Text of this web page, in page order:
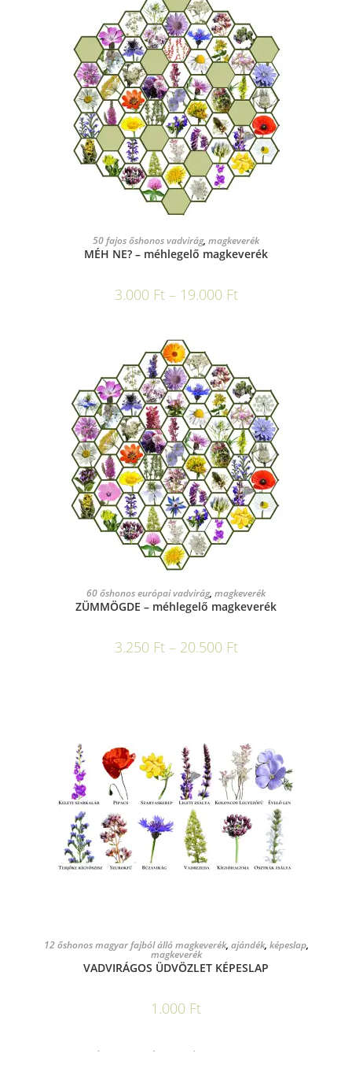
OPCIÓK VÁLASZTÁSA
50 fajos őshonos vadvirág, magkeverék
MÉH NE? – méhlegelő magkeverék
3.000 Ft – 19.000 Ft
OPCIÓK VÁLASZTÁSA
60 őshonos európai vadvirág, magkeverék
ZÜMMÖGDE – méhlegelő magkeverék
3.250 Ft – 20.500 Ft
KOSÁRBA TESZEM
12 őshonos magyar fajból álló magkeverék, ajándék, képeslap,
magkeverék
VADVIRÁGOS ÜDVÖZLET KÉPESLAP
1.000 Ft